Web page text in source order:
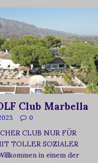
Club Marbella
0
CLUB NUR FÜR
TOLLER SOZIALER
in einem der